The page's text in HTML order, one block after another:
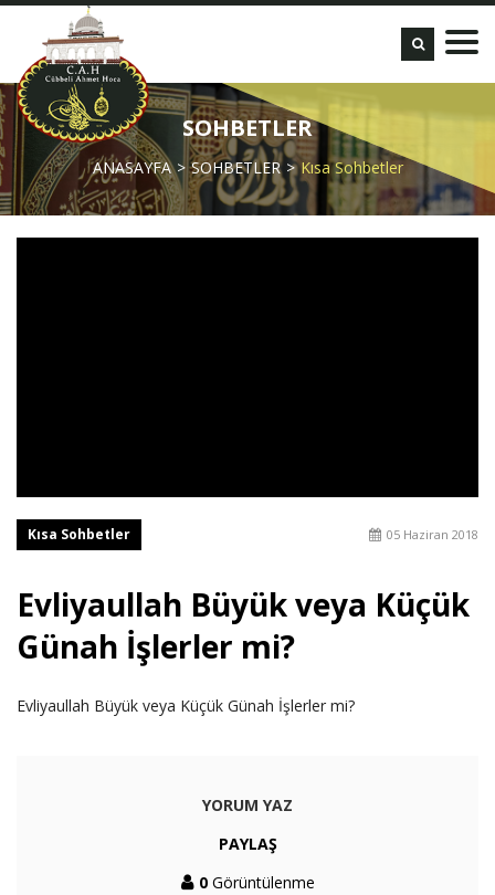
SOHBETLER
ANASAYFA SOHBETLER Kısa Sohbetler
Kısa Sohbetler 05 Haziran 2018
Evliyaullah Büyük veya Küçük
Günah İşlerler mi?
Evliyaullah Büyük veya Küçük Günah İşlerler mi?
YORUM YAZ
PAYLAŞ
0Görüntülenme